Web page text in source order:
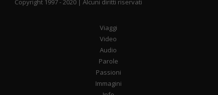
Copyright 1997 - 2020 | Alcuni diritti riservati
Viaggi
Video
Audio
Parole
Passioni
Immagini